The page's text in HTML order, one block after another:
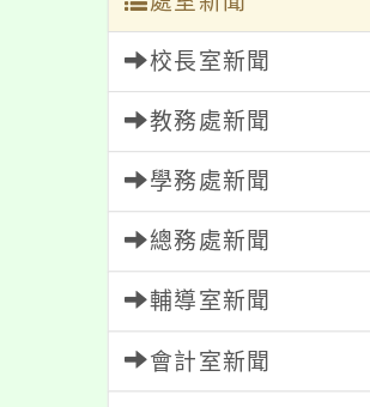
校長室新聞
教務處新聞
學務處新聞
總務處新聞
輔導室新聞
會計室新聞